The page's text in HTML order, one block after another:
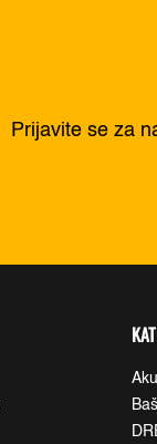
Prijavite se za